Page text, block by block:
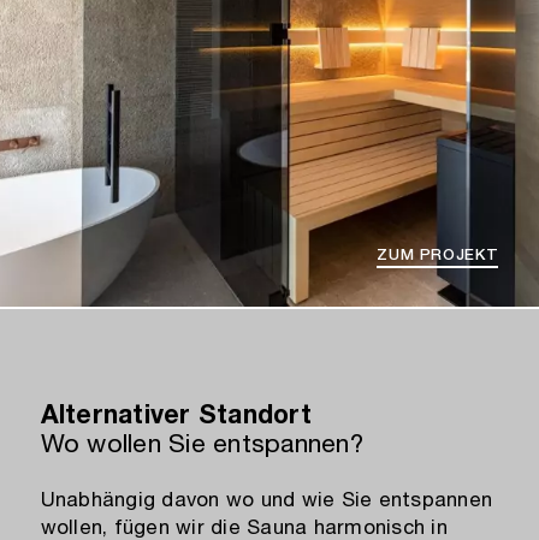
ZUM PROJEKT
Alternativer Standort
Wo wollen Sie entspannen?
Unabhängig davon wo und wie Sie entspannen
wollen, fügen wir die Sauna harmonisch in